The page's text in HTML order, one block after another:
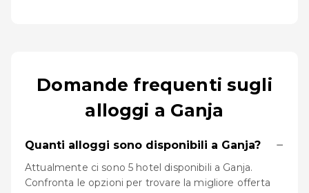
Domande frequenti sugli
alloggi a Ganja
Quanti alloggi sono disponibili a Ganja? −
Attualmente ci sono 5 hotel disponibili a Ganja.
Confronta le opzioni per trovare la migliore offerta